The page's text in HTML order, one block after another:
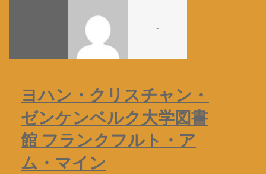
-
ヨハン・クリスチャン・
ゼンケンベルク大学図書
館 フランクフルト・ア
ム・マイン